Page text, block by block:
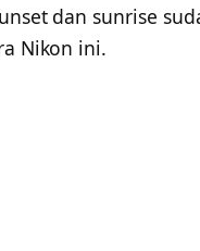
dan sunrise
Nikon ini.